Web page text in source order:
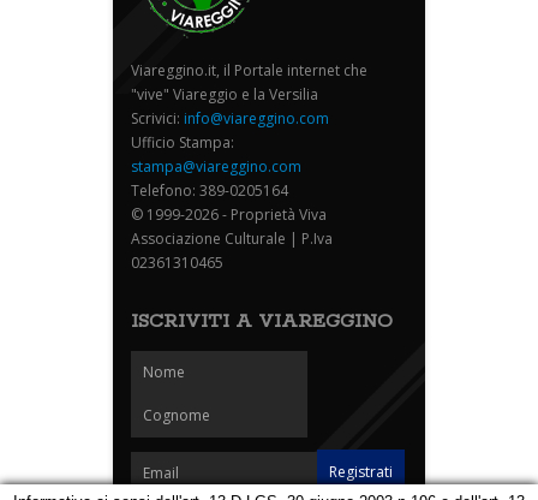
Viareggino.it, il Portale internet che
"vive" Viareggio e la Versilia
Scrivici: info@viareggino.com
Ufficio Stampa:
stampa@viareggino.com
Telefono: 389-0205164
© 1999-2026 - Proprietà Viva
Associazione Culturale | P.Iva
02361310465
ISCRIVITI A VIAREGGINO